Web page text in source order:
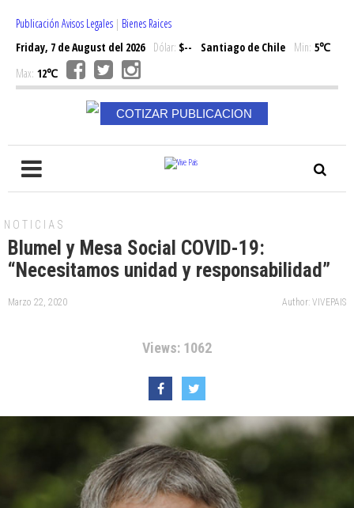
Publicación Avisos Legales | Bienes Raices
Friday, 7 de August del 2026Dólar: $-- Santiago de Chile Min: 5℃
Max: 12℃
COTIZAR PUBLICACION
NOTICIAS
Blumel y Mesa Social COVID-19:
“Necesitamos unidad y responsabilidad”
Marzo 22, 2020 Author: VIVEPAIS
Views: 1062